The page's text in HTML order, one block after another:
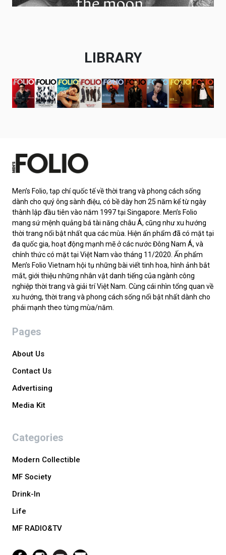
LIBRARY
Men’s Folio, tạp chí quốc tế về thời trang và phong cách sống
dành cho quý ông sành điệu, có bề dày hơn 25 năm kể từ ngày
thành lập đầu tiên vào năm 1997 tại Singapore. Men’s Folio
mang sứ mệnh quảng bá tài năng châu Á, cũng như xu hướng
thời trang nổi bật nhất qua các mùa. Hiện ấn phẩm đã có mặt tại
đa quốc gia, hoạt động mạnh mẽ ở các nước Đông Nam Á, và
chính thức có mặt tại Việt Nam vào tháng 11/2020. Ấn phẩm
Men’s Folio Vietnam hội tụ những bài viết tinh hoa, hình ảnh bắt
mắt, giới thiệu những nhân vật danh tiếng của ngành công
nghiệp thời trang và giải trí Việt Nam. Cùng cái nhìn tổng quan về
xu hướng, thời trang và phong cách sống nổi bật nhất dành cho
phái mạnh theo từng mùa/năm.
Pages
About Us
Contact Us
Advertising
Media Kit
Categories
Modern Collectible
MF Society
Drink-In
Life
MF RADIO&TV